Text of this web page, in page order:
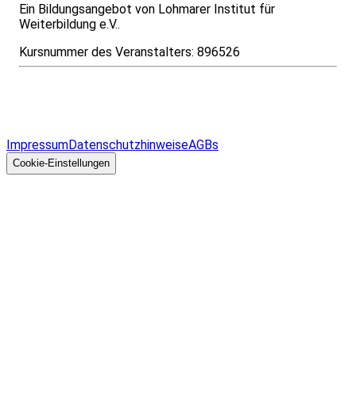
Ein Bildungsangebot von Lohmarer Institut für
Weiterbildung e.V..
Kursnummer des Veranstalters: 896526
ImpressumDatenschutzhinweiseAGBs
Cookie-Einstellungen